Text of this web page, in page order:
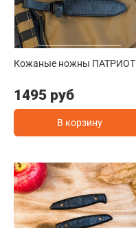
Кожаные ножны ПАТРИОТ
1495 руб
В корзину